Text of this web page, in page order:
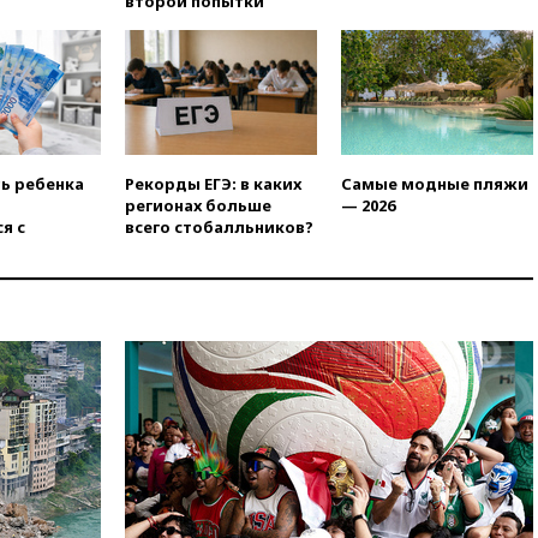
18:00
Совет мира выбрал
подрядчика для
строительства военной базы в
Газе
Миронов призвал снять
«Яблоко» с выборов в Госдуму
17:45
Правительство получит
«золотую акцию» в
управлении аэропортом
автобусу в Запорожской
области
17:25В аэропортах Сочи и
Геленджика сняты
ограничения
17:17Власти РФ помогут
пострадавшему от атак на
склады Wildberries бизнесу
ребенка
с
Рекорды ЕГЭ: в каких
регионах больше
всего стобалльников?
Самые модные пляжи
— 2026